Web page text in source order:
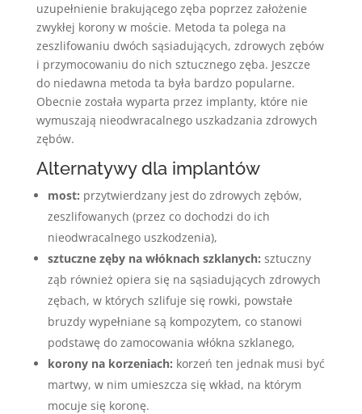
uzupełnienie brakującego zęba poprzez założenie
zwykłej korony w moście. Metoda ta polega na
zeszlifowaniu dwóch sąsiadujących, zdrowych zębów
i przymocowaniu do nich sztucznego zęba. Jeszcze
do niedawna metoda ta była bardzo popularne.
Obecnie została wyparta przez implanty, które nie
wymuszają nieodwracalnego uszkadzania zdrowych
zębów.
Alternatywy dla implantów
most: przytwierdzany jest do zdrowych zębów,
zeszlifowanych (przez co dochodzi do ich
nieodwracalnego uszkodzenia),
sztuczne zęby na włóknach szklanych: sztuczny
ząb również opiera się na sąsiadujących zdrowych
zębach, w których szlifuje się rowki, powstałe
bruzdy wypełniane są kompozytem, co stanowi
podstawę do zamocowania włókna szklanego,
korony na korzeniach: korzeń ten jednak musi być
martwy, w nim umieszcza się wkład, na którym
mocuje się koronę.